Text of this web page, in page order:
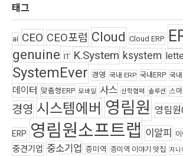
태그
ai CEO CEO포럼 Cloud Cloud ERP
genuine IT K.System ksystem
SystemEver 경영 국내 ERP 국내ERP 국
데이터 맞춤형ERP 모바일 사스 산학협력 솔루션 스
경영 시스템에버 영림원 영림
ERP 영림원소프트랩 이알피
중견기업 중소기업 증미역 증미역 이야기 맛집 지니